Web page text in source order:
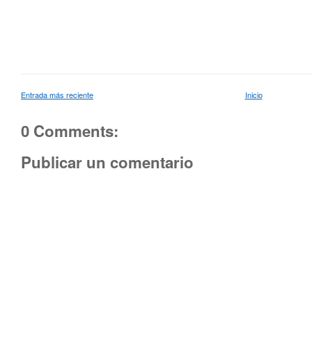
Entrada más reciente Inicio
0 Comments:
Publicar un comentario